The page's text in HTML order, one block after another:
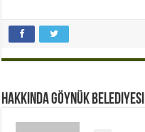
Hakkında Göynük Belediyesi